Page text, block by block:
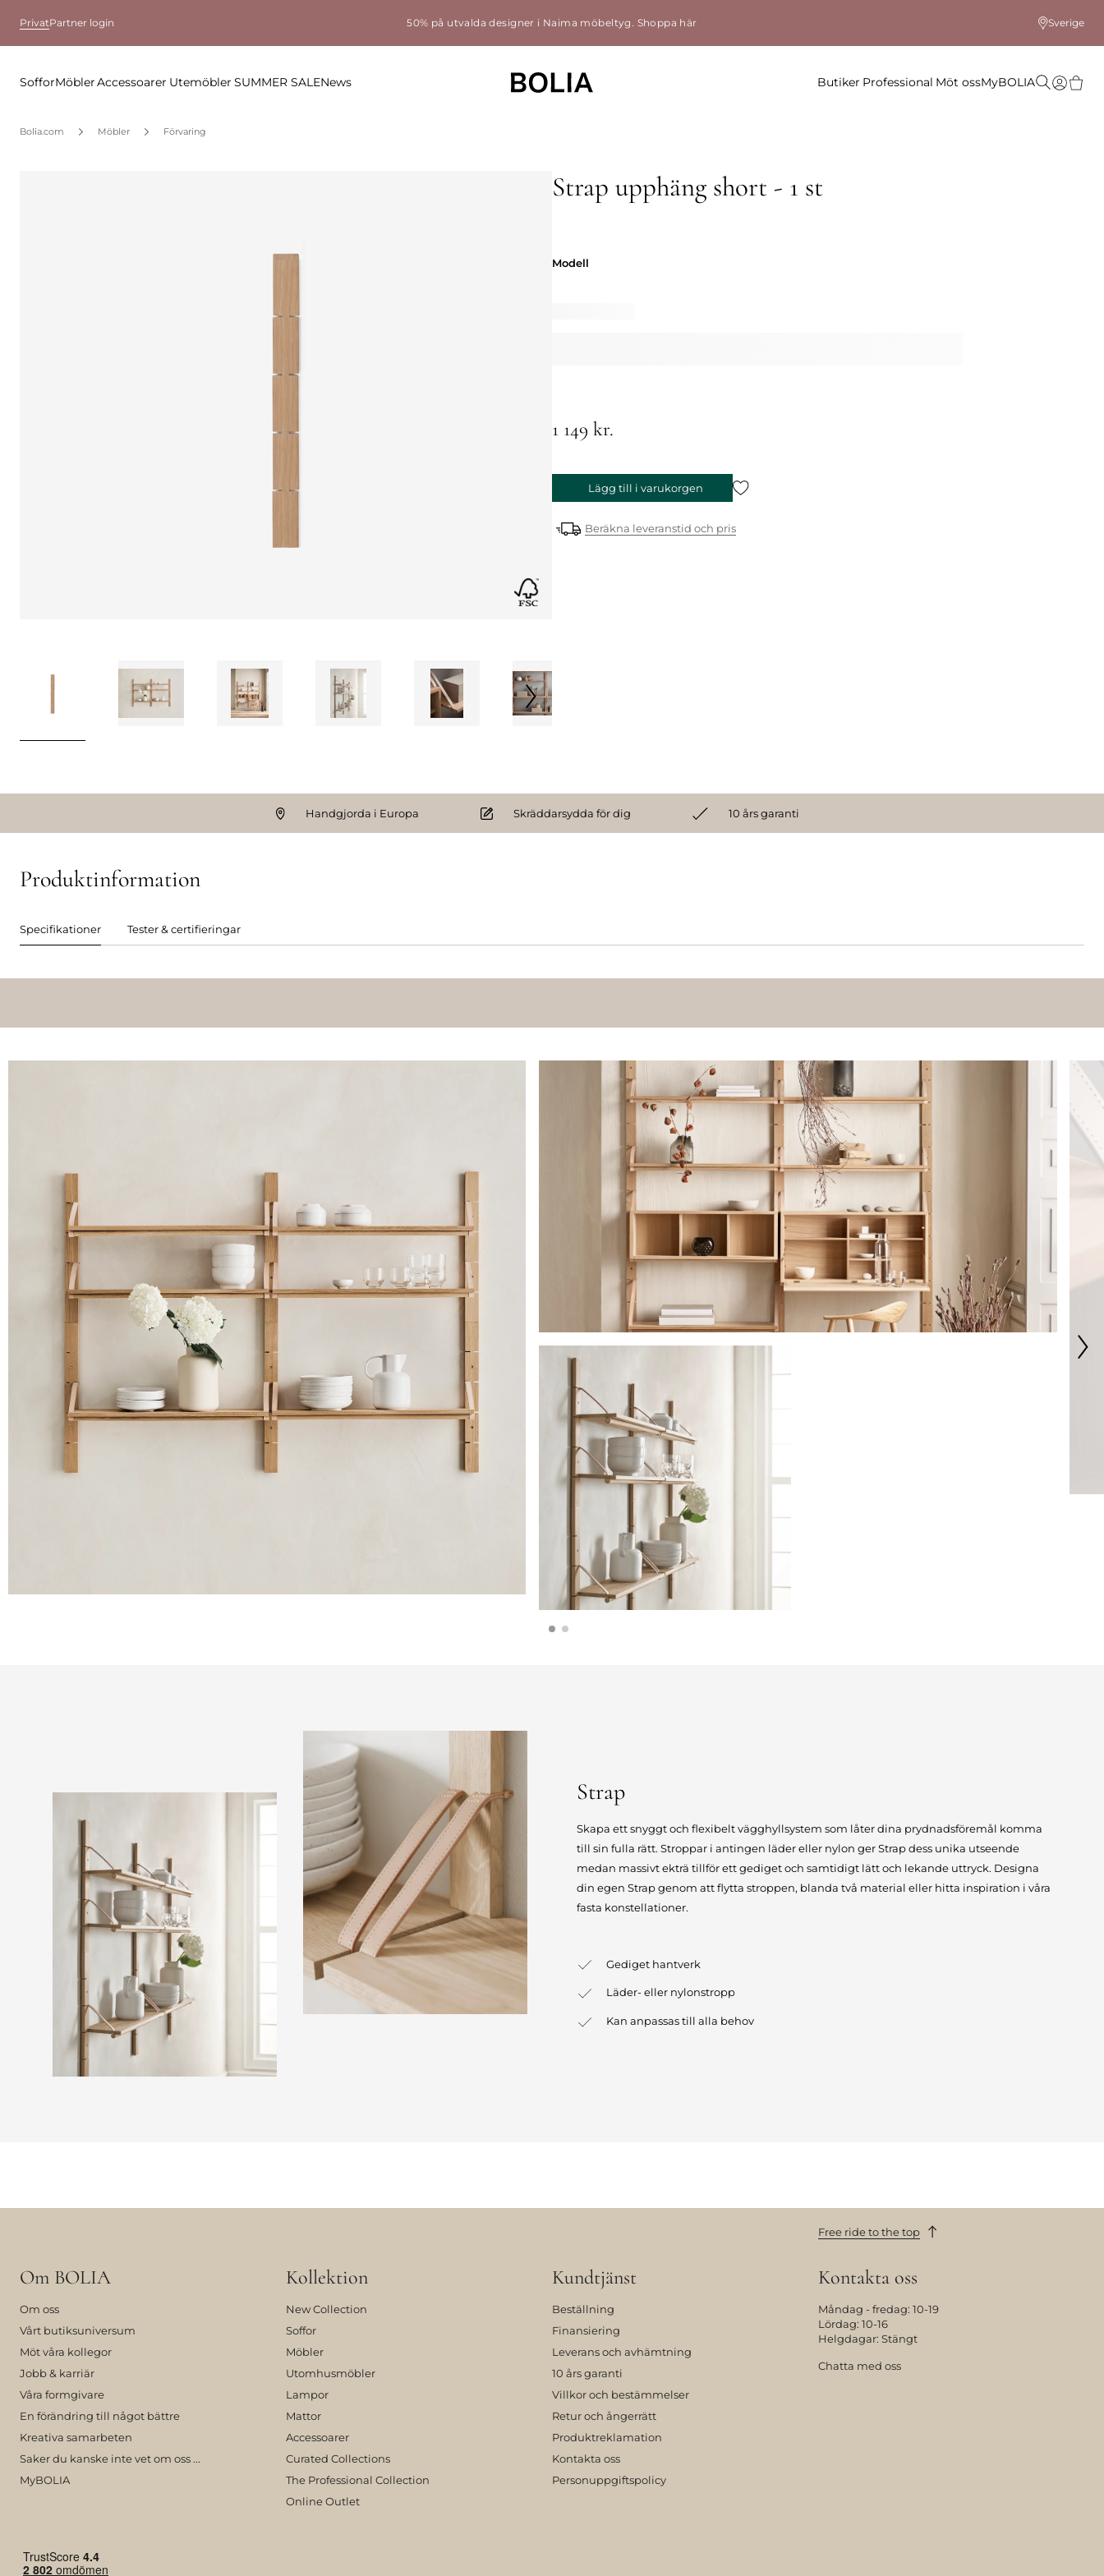
PrivatPartner login 50% på utvalda designer i Naima möbeltyg. Shoppa här Sverige
SofforMöblerAccessoarer Utemöbler SUMMER SALENews Butiker Professional Möt ossMyBOLIA
Bolia.com Möbler Förvaring
Strap upphäng short - 1 st
Modell
1 149 kr.
Lägg till i varukorgen
Beräkna leveranstid och pris
Handgjorda i Europa Skräddarsydda för dig 10 års garanti
Produktinformation
Specifikationer Tester & certifieringar
Strap
Skapa ett snyggt och flexibelt vägghyllsystem som låter dina prydnadsföremål komma
till sin fulla rätt. Stroppar i antingen läder eller nylon ger Strap dess unika utseende
medan massivt ekträ tillför ett gediget och samtidigt lätt och lekande uttryck. Designa
din egen Strap genom att flytta stroppen, blanda två material eller hitta inspiration i våra
fasta konstellationer.
Gediget hantverk
Läder- eller nylonstropp
Kan anpassas till alla behov
Free ride to the top
Om BOLIA
Om oss
Vårt butiksuniversum
Möt våra kollegor
Jobb & karriär
Våra formgivare
En förändring till något bättre
Kreativa samarbeten
Saker du kanske inte vet om oss ...
MyBOLIA
Kollektion
New Collection
Soffor
Möbler
Utomhusmöbler
Lampor
Mattor
Accessoarer
Curated Collections
The Professional Collection
Online Outlet
Kundtjänst
Beställning
Finansiering
Leverans och avhämtning
10 års garanti
Villkor och bestämmelser
Retur och ångerrätt
Produktreklamation
Kontakta oss
Personuppgiftspolicy
Kontakta oss
Måndag - fredag: 10-19
Lördag: 10-16
Helgdagar: Stängt
Chatta med oss